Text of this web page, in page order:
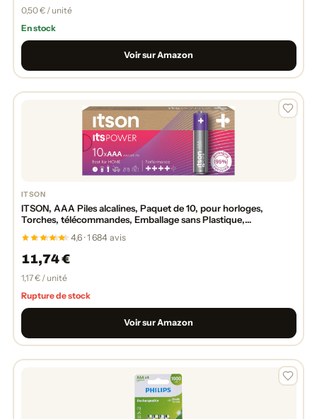
0,50 € / unité
En stock
Voir sur Amazon
ITSON
ITSON, AAA Piles alcalines, Paquet de 10, pour horloges,
Torches, télécommandes, Emballage sans Plastique,
4,6 · 1 684 avis
11,74 €
1,17 € / unité
Rupture de stock
Voir sur Amazon